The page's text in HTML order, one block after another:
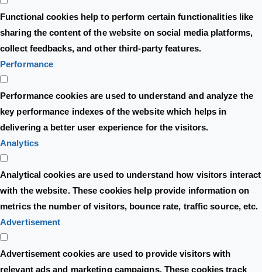
Functional cookies help to perform certain functionalities like
sharing the content of the website on social media platforms,
collect feedbacks, and other third-party features.
Performance
Performance cookies are used to understand and analyze the
key performance indexes of the website which helps in
delivering a better user experience for the visitors.
Analytics
Analytical cookies are used to understand how visitors interact
with the website. These cookies help provide information on
metrics the number of visitors, bounce rate, traffic source, etc.
Advertisement
Advertisement cookies are used to provide visitors with
relevant ads and marketing campaigns. These cookies track